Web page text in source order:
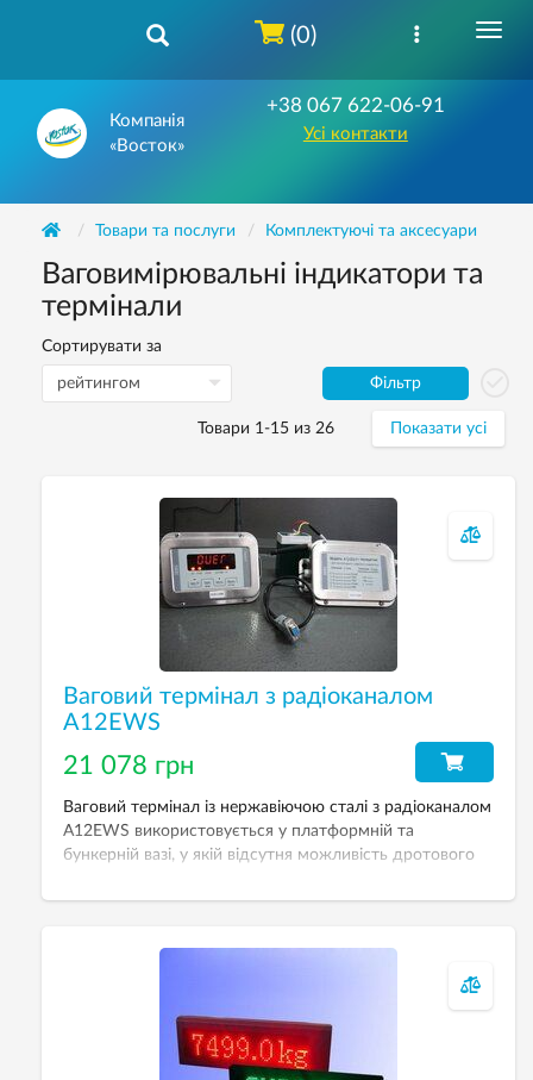
Компанія
«Восток»
+38 067 622-06-91
Усі контакти
(0)
Товари та послуги Комплектуючі та аксесуари
Ваговимірювальні індикатори та
термінали
Сортирувати за
Фільтр
Товари 1-15 из 26 Показати усі
Ваговий термінал з радіоканалом
A12EWS
21 078 грн
Ваговий термінал із нержавіючою сталі з радіоканалом
A12EWS використовується у платформній та
бункерній вазі, у якій відсутня можливість дротового
(тензодатчиків) з другорядною (ваговий термінал).
великій відстані від вагової системи (300-500 метрів),
DC9V—DC6V, а також використання комплектуючих,
які виготовлені з нержавіючої сталі.